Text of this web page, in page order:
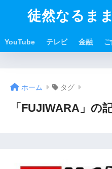
徒然なるま
YouTube テレビ 金融
ホーム タグ
「FUJIWARA」の